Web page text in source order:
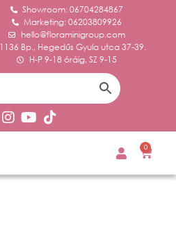
Showroom: 06704284867
Marketing: 06203809926
hello@floraminigroup.com
1136 Bp., Hegedűs Gyula utca 37-39.
H-P 9-18 óráig, SZ 9-15
0